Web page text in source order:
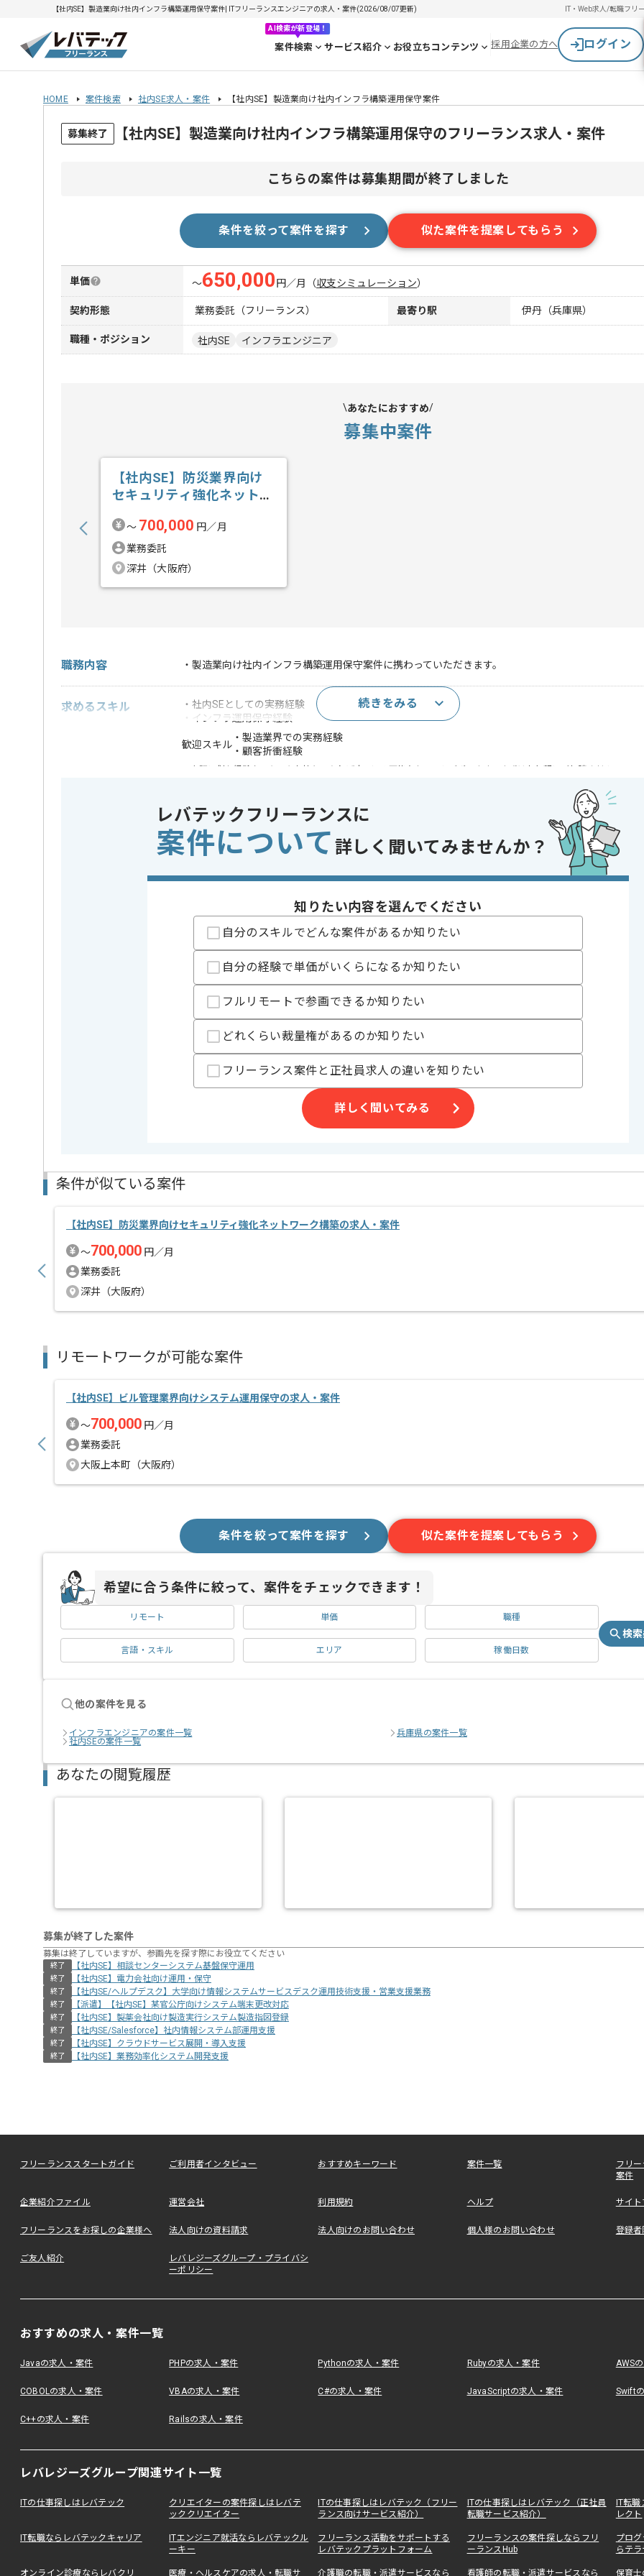
【社内SE】製造業向け社内インフラ構築運用保守案件| ITフリーランスエンジニアの求人・案件(2026/08/07更新) IT・Web求人/転職フリ
AI検索が新登場！
案件検索 サービス紹介 お役立ちコンテンツ 採用企業の方へ ログイン
HOME 案件検索 社内SE求人・案件 【社内SE】製造業向け社内インフラ構築運用保守案件
募集終了 【社内SE】製造業向け社内インフラ構築運用保守のフリーランス求人・案件
こちらの案件は募集期間が終了しました
条件を絞って案件を探す 似た案件を提案してもらう
単価 〜650,000 円／月 （収支シミュレーション）
契約形態 業務委託（フリーランス） 最寄り駅 伊丹（兵庫県）
職種・ポジション 社内SE インフラエンジニア
あなたにおすすめ
募集中案件
【社内SE】防災業界向け
セキュリティ強化ネットワ
〜 700,000 円／月
業務委託
深井（大阪府）
職務内容 ・製造業向け社内インフラ構築運用保守案件に携わっていただきます。
求めるスキル
・社内SEとしての実務経験
・インフラ運用保守経験
歓迎スキル
・製造業界での実務経験
・顧客折衝経験
この案件のポイント 特徴
20代活躍中 , 30代活躍中 , 40代活躍中 , 長期プロジェクト , BtoB向け , 新技術に積
可能
非鉄金属スクラップ卸売事業を展開している企業でございます。
今回は製造業向け社内インフラ構築運用保守案件に携わっていただきます。
社内SEとしての実務経験を活かしたい方にお勧めです。
週5日常駐での作業を見込んでおります。
続きをみる
レバテックフリーランスに
案件について 詳しく聞いてみませんか？
知りたい内容を選んでください
自分のスキルでどんな案件があるか知りたい
自分の経験で単価がいくらになるか知りたい
フルリモートで参画できるか知りたい
どれくらい裁量権があるのか知りたい
フリーランス案件と正社員求人の違いを知りたい
詳しく聞いてみる
条件が似ている案件
【社内SE】防災業界向けセキュリティ強化ネットワーク構築の求人・案件
〜700,000 円／月
業務委託
深井（大阪府）
リモートワークが可能な案件
【社内SE】ビル管理業界向けシステム運用保守の求人・案件
〜700,000 円／月
業務委託
大阪上本町（大阪府）
条件を絞って案件を探す 似た案件を提案してもらう
希望に合う条件に絞って、案件をチェックできます！
リモート 単価 職種
言語・スキル エリア 稼働日数
検
他の案件を見る
インフラエンジニアの案件一覧
兵庫県の案件一覧
社内SEの案件一覧
あなたの閲覧履歴
募集が終了した案件
募集は終了していますが、参画先を探す際にお役立てください
終了 【社内SE】相談センターシステム基盤保守運用
終了 【社内SE】電力会社向け運用・保守
終了 【社内SE/ヘルプデスク】大学向け情報システムサービスデスク運用技術支援・営業支援業務
終了 【派遣】【社内SE】某官公庁向けシステム端末更改対応
終了 【社内SE】製薬会社向け製造実行システム製造指図登録
終了 【社内SE/Salesforce】社内情報システム部運用支援
終了 【社内SE】クラウドサービス展開・導入支援
終了 【社内SE】業務効率化システム開発支援
フリーランススタートガイド ご利用者インタビュー おすすめキーワード 案件一覧
フリ
案件
企業紹介ファイル 運営会社 利用規約 ヘルプ サイ
フリーランスをお探しの企業様へ 法人向けの資料請求 法人向けのお問い合わせ 個人様のお問い合わせ 登録者
ご友人紹介
レバレジーズグループ・プライバシ
ーポリシー
おすすめの求人・案件一覧
Javaの求人・案件 PHPの求人・案件 Pythonの求人・案件 Rubyの求人・案件 AWS
COBOLの求人・案件 VBAの求人・案件 C#の求人・案件 JavaScriptの求人・案件 Swift
C++の求人・案件 Railsの求人・案件
レバレジーズグループ関連サイト一覧
ITの仕事探しはレバテック
クリエイターの案件探しはレバテ
ッククリエイター
ITの仕事探しはレバテック（フリー
ランス向けサービス紹介）
ITの仕事探しはレバテック（正社員
転職サービス紹介）
IT転
レクト
IT転職ならレバテックキャリア
ITエンジニア就活ならレバテックル
ーキー
フリーランス活動をサポートする
レバテックプラットフォーム
フリーランスの案件探しならフリ
ーランスHub
プロ
らテ
オンライン診療ならレバクリ 医療・ヘルスケアの求人・転職サ 介護職の転職・派遣サービスなら 看護師の転職・派遣サービスなら 保育